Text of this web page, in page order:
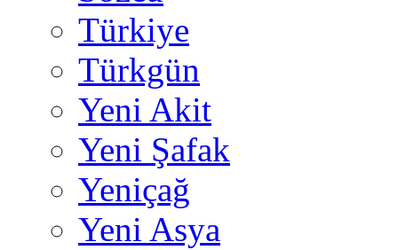
Türkiye
Türkgün
Yeni Akit
Yeni Şafak
Yeniçağ
Yeni Asya